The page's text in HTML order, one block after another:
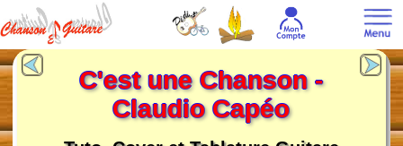
C'est une Chanson -
Claudio Capéo